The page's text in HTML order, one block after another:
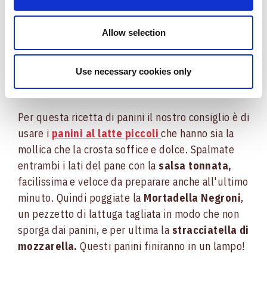
Allow selection
Use necessary cookies only
panini farciti con la mortadella. Ecco gli
ingredienti necessari:
- Panini al latte piccoli- Stracciatella di
Per questa ricetta di panini il nostro consiglio è di
usare i panini al latte piccoliche hanno sia la
mollica che la crosta soffice e dolce. Spalmate
entrambi i lati del pane con la salsa tonnata,
facilissima e veloce da preparare anche all'ultimo
minuto. Quindi poggiate la Mortadella Negroni,
un pezzetto di lattuga tagliata in modo che non
sporga dai panini, e per ultima la stracciatella di
mozzarella. Questi panini finiranno in un lampo!